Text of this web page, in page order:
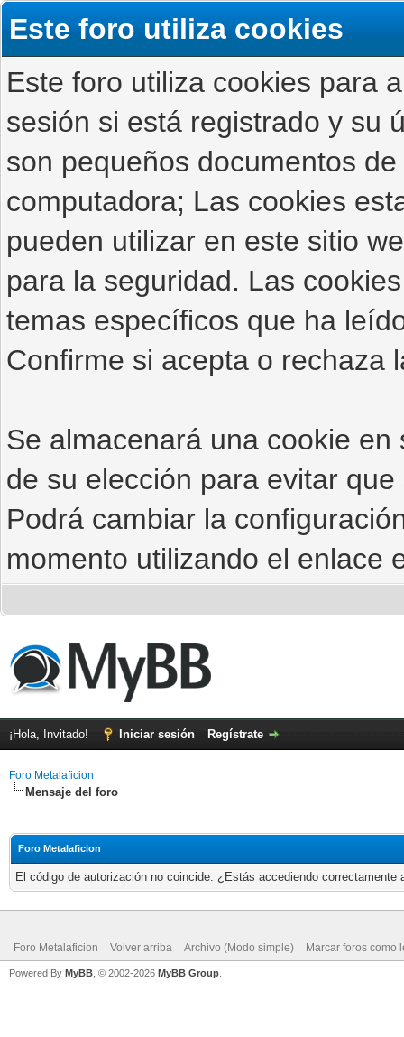
Este foro utiliza cookies
Este foro utiliza cookies para
sesión si está registrado y su
son pequeños documentos
computadora; Las cookies
pueden utilizar en este sitio
para la seguridad. Las
temas específicos que ha
Confirme si acepta o rechaza
Se almacenará una cookie
de su elección para evitar
Podrá cambiar la
momento utilizando el enlace
¡Hola, Invitado! Iniciar sesión Regístrate
Foro Metalaficion
Mensaje del foro
Foro Metalaficion
El código de autorización no coincide. ¿Estás accediendo
Foro Metalaficion Volver arriba Archivo (Modo simple) Marcar foros como
Powered By MyBB , © 2002-2026 MyBB Group